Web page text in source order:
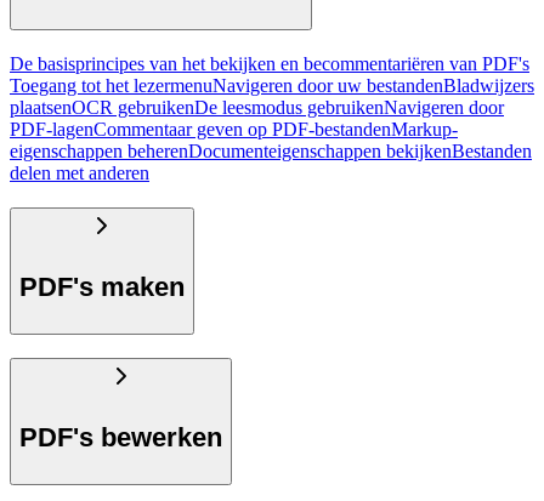
De basisprincipes van het bekijken en becommentariëren van PDF's
Toegang tot het lezermenuNavigeren door uw bestandenBladwijzers
plaatsenOCR gebruikenDe leesmodus gebruikenNavigeren door
PDF-lagenCommentaar geven op PDF-bestandenMarkup-
eigenschappen beherenDocumenteigenschappen bekijkenBestanden
delen met anderen
PDF's maken
PDF's bewerken